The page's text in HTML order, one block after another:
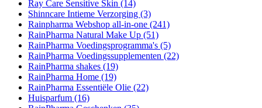
Ray Care Sensitive Skin (14)
Shinncare Intieme Verzorging (3)
Rainpharma Webshop all-in-one (241)
RainPharma Natural Make Up (51)
RainPharma Voedingsprogramma's (5)
RainPharma Voedingssupplementen (22)
RainPharma shakes (19)
RainPharma Home (19)
RainPharma Essentiële Olie (22)
Huisparfum (16)